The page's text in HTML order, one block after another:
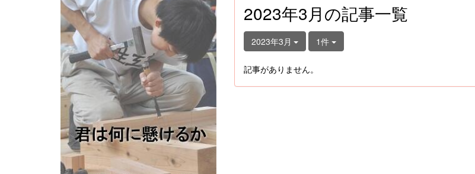
2023年3月の記事一覧
2023年3月 1件
記事がありません。